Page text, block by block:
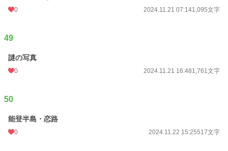
0 2024.11.21 07:141,095文字
49
謎の写真
0 2024.11.21 16:481,761文字
50
能登半島・恋路
0 2024.11.22 15:25517文字